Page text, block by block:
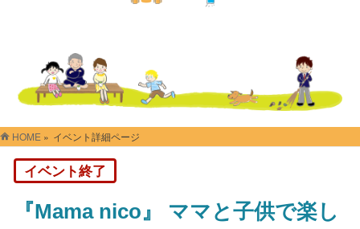
HOME » イベント詳細ページ
イベント終了
『Mama nico』 ママと子供で楽し